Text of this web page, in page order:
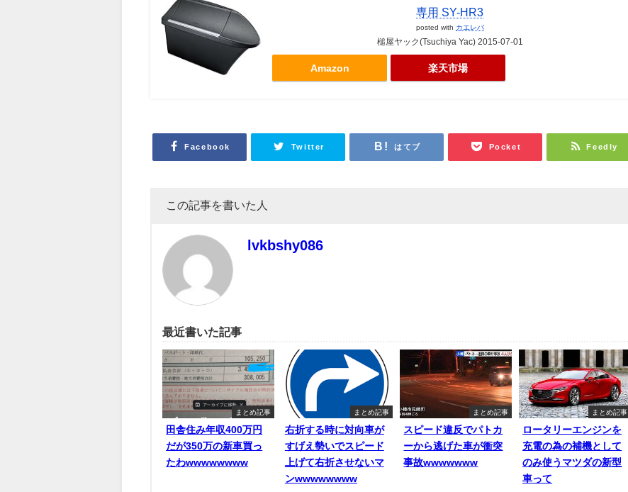
専用 SY-HR3
posted with カエレバ
槌屋ヤック(Tsuchiya Yac) 2015-07-01
Amazon 楽天市場
Facebook Twitter はてブ Pocket Feedly
この記事を書いた人
lvkbshy086
最近書いた記事
まとめ記事
田舎住み年収400万円
だが350万の新車買っ
たわwwwwwwww
まとめ記事
右折する時に対向車が
すげえ勢いでスピード
上げて右折させないマ
ンwwwwwwww
まとめ記事
スピード違反でパトカ
ーから逃げた車が衝突
事故wwwwwww
まとめ記事
ロータリーエンジンを
充電の為の補機として
のみ使うマツダの新型
車って